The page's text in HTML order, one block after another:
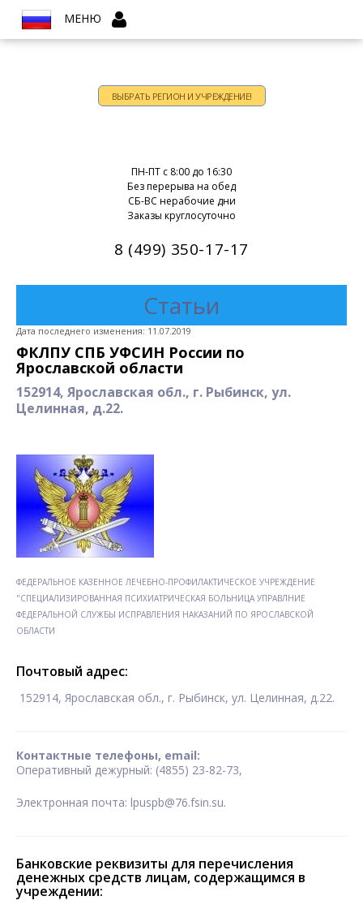
МЕНЮ
ВЫБРАТЬ РЕГИОН И УЧРЕЖДЕНИЕ!
ПН-ПТ c 8:00 до 16:30
Без перерыва на обед
СБ-ВС нерабочие дни
Заказы круглосуточно
8 (499) 350-17-17
Статьи
Дата последнего изменения: 11.07.2019
ФКЛПУ СПБ УФСИН России по
Ярославской области
152914, Ярославская обл., г. Рыбинск, ул.
Целинная, д.22.
ФЕДЕРАЛЬНОЕ КАЗЕННОЕ ЛЕЧЕБНО-ПРОФИЛАКТИЧЕСКОЕ УЧРЕЖДЕНИЕ
"СПЕЦИАЛИЗИРОВАННАЯ ПСИХИАТРИЧЕСКАЯ БОЛЬНИЦА УПРАВЛНИЕ
ФЕДЕРАЛЬНОЙ СЛУЖБЫ ИСПРАВЛЕНИЯ НАКАЗАНИЙ ПО ЯРОСЛАВСКОЙ
ОБЛАСТИ
Почтовый адрес:
152914, Ярославская обл., г. Рыбинск, ул. Целинная, д.22.
Контактные телефоны, email:
Оперативный дежурный: (4855) 23-82-73,
Электронная почта: lpuspb@76.fsin.su.
Банковские реквизиты для перечисления
денежных средств лицам, содержащимся в
учреждении: